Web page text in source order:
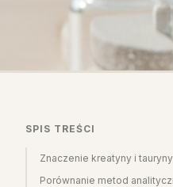
SPIS TREŚCI
Znaczenie kreatyny i
Porównanie metod